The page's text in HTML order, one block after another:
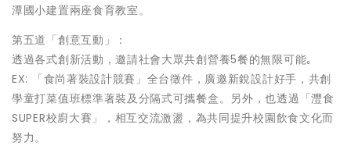
潭國小建置兩座食育教室。
第五道「創意互動」：
透過各式創新活動，邀請社會大眾共創營養5餐的無限可能｡
EX: 「食尚著裝設計競賽」全台徵件，廣邀新銳設計好手，共創
學童打菜值班標準著裝及分隔式可攜餐盒。另外，也透過「灃食
SUPER校廚大賽」，相互交流激盪，為共同提升校園飲食文化而
努力。